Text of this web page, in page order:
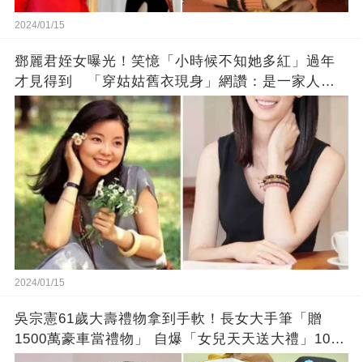
2024/01/15
鄧麗君姪女曝光！笑憶「小時候不知她多紅」過年
才見得到 「穿姑姑舊衣現身」網讚：是一家人沒
錯!
2024/01/15
吳宗憲61歲大壽禮物拿到手軟！長女大手筆「贈
1500萬豪車當禮物」 自爆「女兒天天送大禮」10年